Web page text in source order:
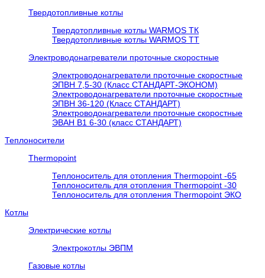
Твердотопливные котлы
Твердотопливные котлы WARMOS TК
Твердотопливные котлы WARMOS TT
Электроводонагреватели проточные скоростные
Электроводонагреватели проточные скоростные
ЭПВН 7,5-30 (Класс СТАНДАРТ-ЭКОНОМ)
Электроводонагреватели проточные скоростные
ЭПВН 36-120 (Класс СТАНДАРТ)
Электроводонагреватели проточные скоростные
ЭВАН В1 6-30 (класс СТАНДАРТ)
Теплоносители
Thermopoint
Теплоноситель для отопления Thermopoint -65
Теплоноситель для отопления Thermopoint -30
Теплоноситель для отопления Thermopoint ЭКО
Котлы
Электрические котлы
Электрокотлы ЭВПМ
Газовые котлы